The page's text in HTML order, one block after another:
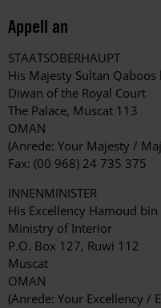
Appell an
STAATSOBERHAUPT
His Majesty Sultan Qaboos
Diwan of the Royal Court
The Palace, Muscat 113
OMAN
(Anrede: Your Majesty /
Fax: (00 968) 24 735 375
INNENMINISTER
His Excellency Hamoud
Ministry of Interior
P.O. Box 127, Ruwi 112
Muscat
OMAN
(Anrede: Your Excellency /